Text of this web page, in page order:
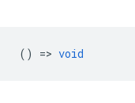
() => void